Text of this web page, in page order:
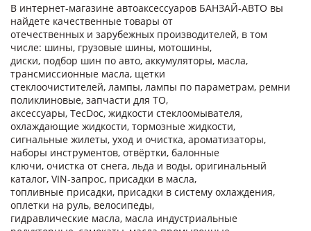
В интернет-магазине автоаксессуаров БАНЗАЙ-АВТО вы
найдете качественные товары от
отечественных и зарубежных производителей, в том
числе: шины, грузовые шины, мотошины,
диски, подбор шин по авто, аккумуляторы, масла,
трансмиссионные масла, щетки
стеклоочистителей, лампы, лампы по параметрам, ремни
поликлиновые, запчасти для ТО,
аксессуары, TecDoc, жидкости стеклоомывателя,
охлаждающие жидкости, тормозные жидкости,
сигнальные жилеты, уход и очистка, ароматизаторы,
наборы инструментов, отвёртки, балонные
ключи, очистка от снега, льда и воды, оригинальный
каталог, VIN-запрос, присадки в масла,
топливные присадки, присадки в систему охлаждения,
оплетки на руль, велосипеды,
гидравлические масла, масла индустриальные